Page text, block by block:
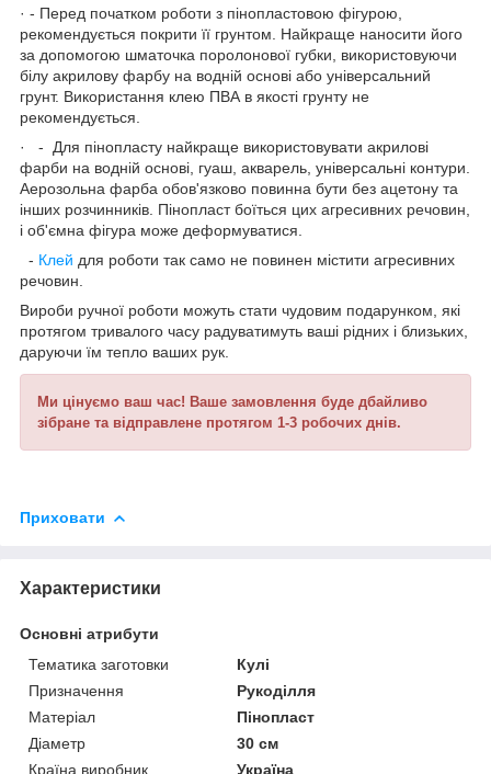
· - Перед початком роботи з пінопластовою фігурою,
рекомендується покрити її грунтом. Найкраще наносити його
за допомогою шматочка поролонової губки, використовуючи
білу акрилову фарбу на водній основі або універсальний
грунт. Використання клею ПВА в якості грунту не
рекомендується.
· - Для пінопласту найкраще використовувати акрилові
фарби на водній основі, гуаш, акварель, універсальні контури.
Аерозольна фарба обов'язково повинна бути без ацетону та
інших розчинників. Пінопласт боїться цих агресивних речовин,
і об'ємна фігура може деформуватися.
- Клей для роботи так само не повинен містити агресивних
речовин.
Вироби ручної роботи можуть стати чудовим подарунком, які
протягом тривалого часу радуватимуть ваші рідних і близьких,
даруючи їм тепло ваших рук.
Ми цінуємо ваш час! Ваше замовлення буде дбайливо
зібране та відправлене протягом 1-3 робочих днів.
Приховати
Характеристики
Основні атрибути
Тематика заготовки
Кулі
Призначення
Рукоділля
Матеріал
Пінопласт
Діаметр
30 см
Країна виробник
Україна